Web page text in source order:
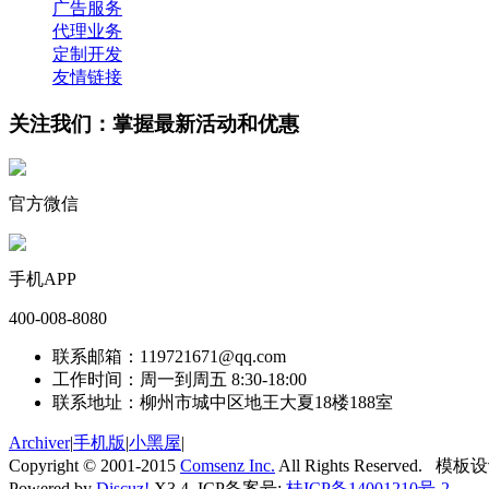
广告服务
代理业务
定制开发
友情链接
关注我们：掌握最新活动和优惠
官方微信
手机APP
400-008-8080
联系邮箱：119721671@qq.com
工作时间：周一到周五 8:30-18:00
联系地址：柳州市城中区地王大夏18楼188室
Archiver|手机版|小黑屋|
Copyright © 2001-2015 Comsenz Inc. All Rights Reserved. 模板设